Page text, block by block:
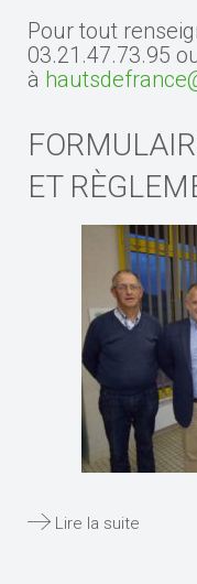
Pour tout
03.21.47.73.95
à
ET
Lire la suite